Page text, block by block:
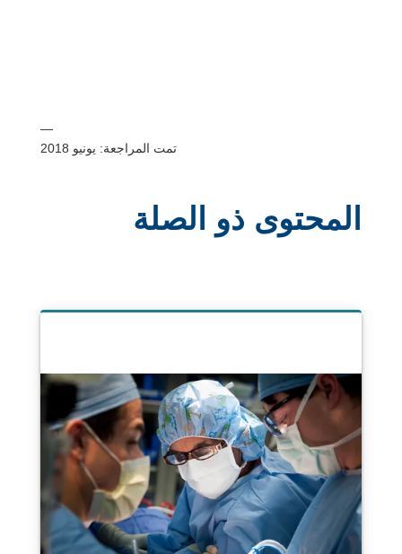
—
تمت المراجعة: يونيو 2018
المحتوى ذو الصلة